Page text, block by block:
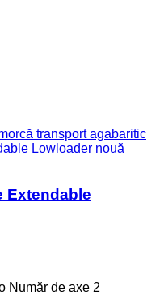
transport agabaritic
Lowloader nouă
Extendable
Număr de axe 2